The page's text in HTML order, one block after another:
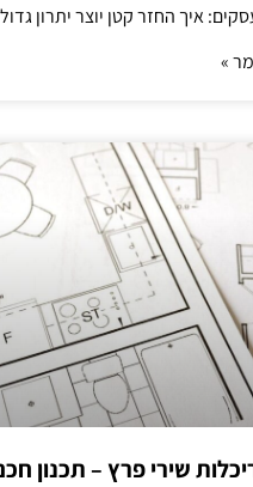
»
שירי פרץ – תכנון